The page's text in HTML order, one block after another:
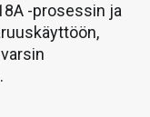
-prosessin ja